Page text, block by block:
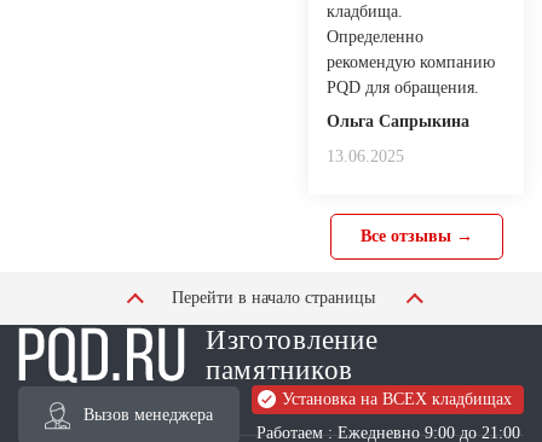
кладбища.
Определенно
рекомендую компанию
PQD для обращения.
Ольга Сапрыкина
13.06.2025
Все отзывы →
Перейти в начало страницы
Изготовление
памятников
Вызов менеджера
Установка на ВСЕХ кладбищах
Работаем : Ежедневно 9:00 до 21:00